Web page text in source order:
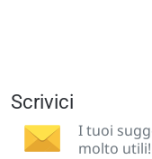
Scrivici
I tuoi
molto